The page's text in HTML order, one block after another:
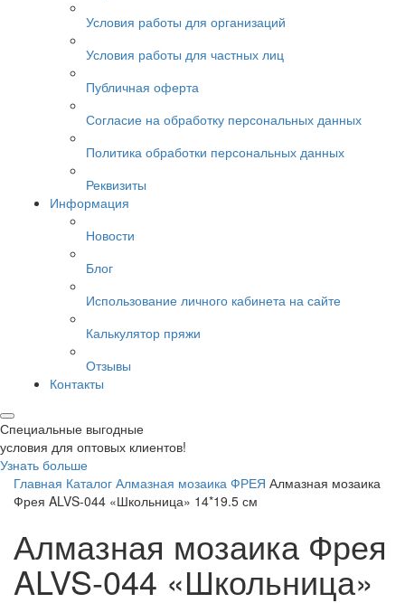
Условия работы для организаций
Условия работы для частных лиц
Публичная оферта
Согласие на обработку персональных данных
Политика обработки персональных данных
Реквизиты
Информация
Новости
Блог
Использование личного кабинета на сайте
Калькулятор пряжи
Отзывы
Контакты
Специальные выгодные
условия для оптовых клиентов!
Узнать больше
Главная Каталог Алмазная мозаика ФРЕЯ Алмазная мозаика
Фрея ALVS-044 «Школьница» 14*19.5 см
Алмазная мозаика Фрея
ALVS-044 «Школьница»